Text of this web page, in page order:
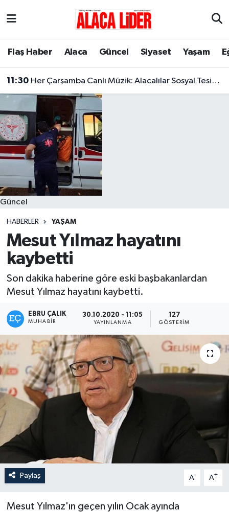
Flaş Haber Alaca Güncel Siyaset Yaşam
11:30 Her Çarşamba Canlı Müzik: Alacalılar Sosyal Tesislerde Buluşuyor!
Güncel
HABERLER YAŞAM
Mesut Yılmaz hayatını
kaybetti
Son dakika haberine göre eski başbakanlardan
Mesut Yılmaz hayatını kaybetti.
EBRU ÇALIK
MUHABIR
30.10.2020 - 11:05
YAYINLANMA
127
GÖSTERIM
Paylaş A- A+
Mesut Yılmaz'ın geçen yılın Ocak ayında
Çorum Nöbetçi Eczaneler
Çorum Trafik Yoğunluk Haritası
Süper Lig Puan Durumu ve Fikstür
Tüm Manşetler
Son Dakika Haberleri
Haber Arşivi